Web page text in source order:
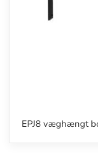
EPJ8 væghængt